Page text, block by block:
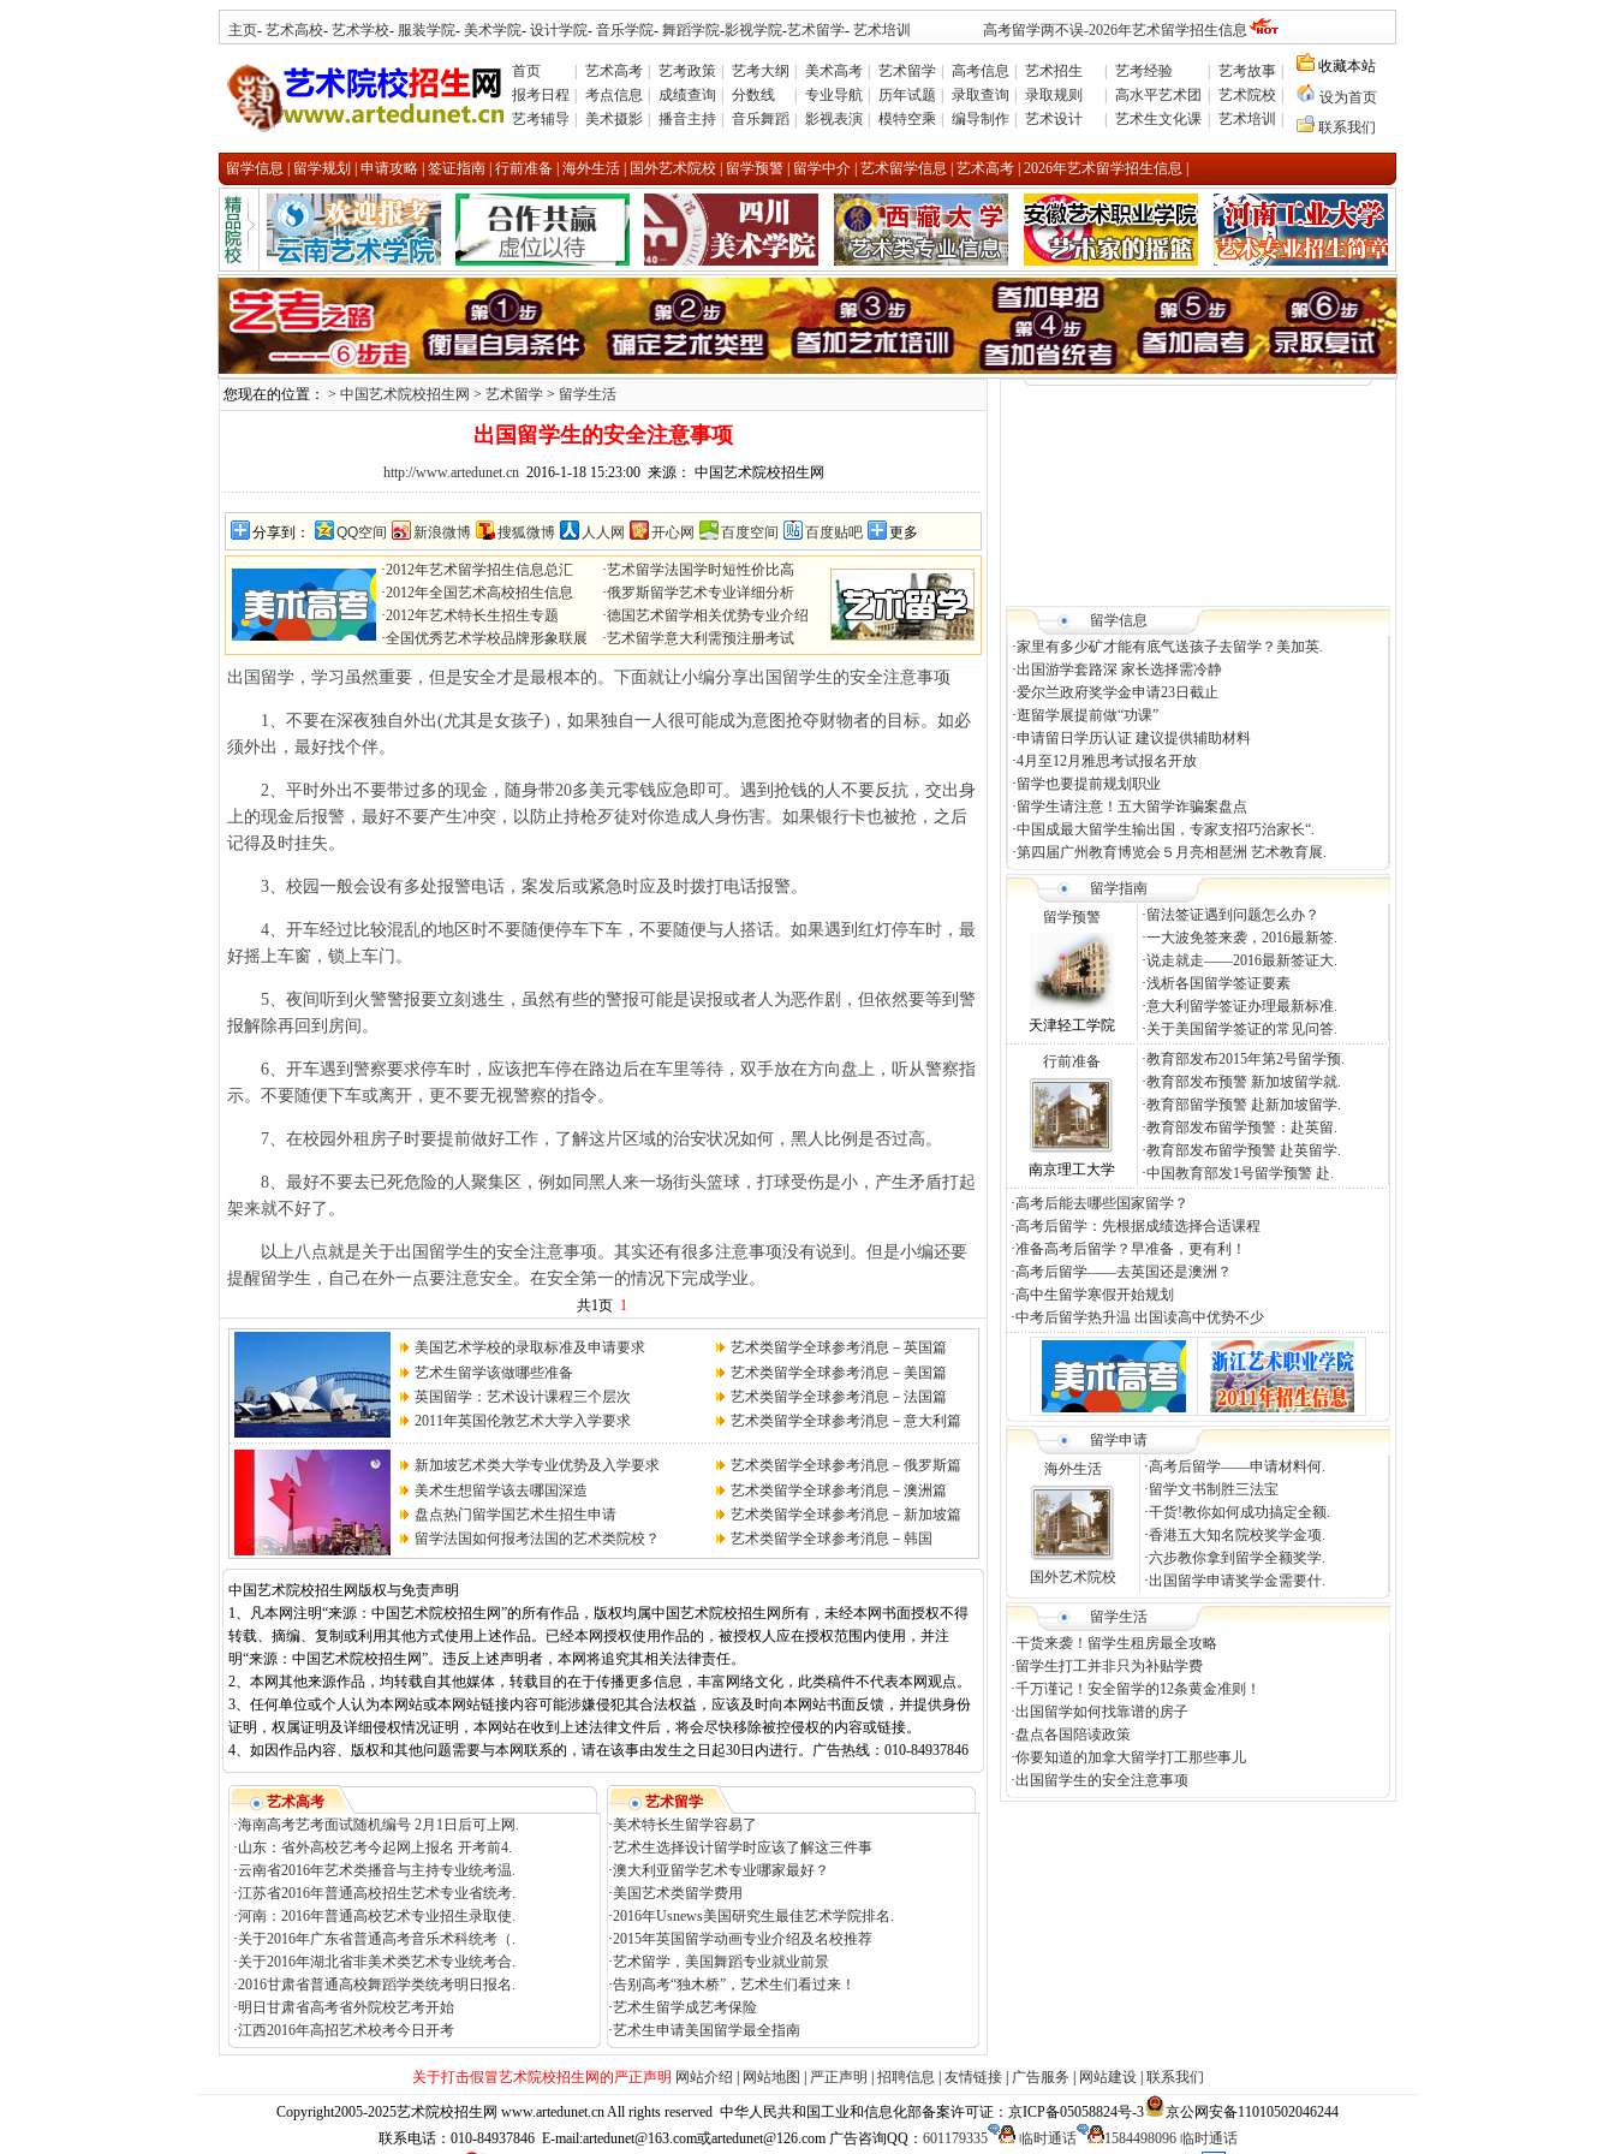
主页- 艺术高校- 艺术学校- 服装学院- 美术学院- 设计学院- 音乐学院- 舞蹈学院-影视学院-艺术留学- 艺术培训 高考留学两不误-2026年艺术留学招生信息
首页 艺术高考 艺考政策 艺考大纲 美术高考 艺术留学 高考信息 艺术招生 艺考经验 艺考故事
报考日程
考点信息 成绩查询 分数线 专业导航 历年试题 录取查询 录取规则 高水平艺术团 艺术院校
艺考辅导
美术摄影 播音主持 音乐舞蹈 影视表演 模特空乘 编导制作 艺术设计 艺术生文化课 艺术培训
收藏本站
设为首页
联系我们
留学信息 留学规划 申请攻略 签证指南 行前准备 海外生活 国外艺术院校 留学预警 留学中介 艺术留学信息 艺术高考 2026年艺术留学招生信息
您现在的位置： > 中国艺术院校招生网 > 艺术留学 > 留学生活
出国留学生的安全注意事项
http://www.artedunet.cn2016-1-18 15:23:00 来源： 中国艺术院校招生网
分享到： QQ空间 新浪微博 搜狐微博 人人网 开心网 百度空间 百度贴吧 更多
·2012年艺术留学招生信息总汇
·2012年全国艺术高校招生信息
·2012年艺术特长生招生专题
·全国优秀艺术学校品牌形象联展
·艺术留学法国学时短性价比高
·俄罗斯留学艺术专业详细分析
·德国艺术留学相关优势专业介绍
·艺术留学意大利需预注册考试
出国留学，学习虽然重要，但是安全才是最根本的。下面就让小编分享出国留学生的安全注意事项
1、不要在深夜独自外出(尤其是女孩子)，如果独自一人很可能成为意图抢夺财物者的目标。如必
须外出，最好找个伴。
2、平时外出不要带过多的现金，随身带20多美元零钱应急即可。遇到抢钱的人不要反抗，交出身
上的现金后报警，最好不要产生冲突，以防止持枪歹徒对你造成人身伤害。如果银行卡也被抢，之后
记得及时挂失。
3、校园一般会设有多处报警电话，案发后或紧急时应及时拨打电话报警。
4、开车经过比较混乱的地区时不要随便停车下车，不要随便与人搭话。如果遇到红灯停车时，最
好摇上车窗，锁上车门。
5、夜间听到火警警报要立刻逃生，虽然有些的警报可能是误报或者人为恶作剧，但依然要等到警
报解除再回到房间。
6、开车遇到警察要求停车时，应该把车停在路边后在车里等待，双手放在方向盘上，听从警察指
示。不要随便下车或离开，更不要无视警察的指令。
7、在校园外租房子时要提前做好工作，了解这片区域的治安状况如何，黑人比例是否过高。
8、最好不要去已死危险的人聚集区，例如同黑人来一场街头篮球，打球受伤是小，产生矛盾打起
架来就不好了。
以上八点就是关于出国留学生的安全注意事项。其实还有很多注意事项没有说到。但是小编还要
提醒留学生，自己在外一点要注意安全。在安全第一的情况下完成学业。
共1页 1
美国艺术学校的录取标准及申请要求
艺术生留学该做哪些准备
英国留学：艺术设计课程三个层次
2011年英国伦敦艺术大学入学要求
艺术类留学全球参考消息－英国篇
艺术类留学全球参考消息－美国篇
艺术类留学全球参考消息－ 法国篇
艺术类留学全球参考消息－ 意大利篇
新加坡艺术类大学专业优势及入学要求
美术生想留学该去哪国深造
盘点热门留学国艺术生招生申请
留学法国如何报考法国的艺术类院校？
艺术类留学全球参考消息－ 俄罗斯篇
艺术类留学全球参考消息－ 澳洲篇
艺术类留学全球参考消息－ 新加坡篇
艺术类留学全球参考消息－ 韩国
中国艺术院校招生网版权与免责声明
1、凡本网注明“来源：中国艺术院校招生网”的所有作品，版权均属中国艺术院校招生网所有，未经本网书面授权不得
转载、摘编、复制或利用其他方式使用上述作品。已经本网授权使用作品的，被授权人应在授权范围内使用，并注
明“来源：中国艺术院校招生网”。违反上述声明者，本网将追究其相关法律责任。
2、本网其他来源作品，均转载自其他媒体，转载目的在于传播更多信息，丰富网络文化，此类稿件不代表本网观点。
3、任何单位或个人认为本网站或本网站链接内容可能涉嫌侵犯其合法权益，应该及时向本网站书面反馈，并提供身份
证明，权属证明及详细侵权情况证明，本网站在收到上述法律文件后，将会尽快移除被控侵权的内容或链接。
4、如因作品内容、版权和其他问题需要与本网联系的，请在该事由发生之日起30日内进行。广告热线：010-84937846
艺术高考
·海南高考艺考面试随机编号 2月1日后可上网.
·山东：省外高校艺考今起网上报名 开考前4.
·云南省2016年艺术类播音与主持专业统考温.
·江苏省2016年普通高校招生艺术专业省统考.
·河南：2016年普通高校艺术专业招生录取使.
·关于2016年广东省普通高考音乐术科统考（.
·关于2016年湖北省非美术类艺术专业统考合.
·2016甘肃省普通高校舞蹈学类统考明日报名.
·明日甘肃省高考省外院校艺考开始
·江西2016年高招艺术校考今日开考
艺术留学
·美术特长生留学容易了
·艺术生选择设计留学时应该了解这三件事
·澳大利亚留学艺术专业哪家最好？
·美国艺术类留学费用
·2016年Usnews美国研究生最佳艺术学院排名.
·2015年英国留学动画专业介绍及名校推荐
·艺术留学，美国舞蹈专业就业前景
·告别高考“独木桥”，艺术生们看过来！
·艺术生留学成艺考保险
·艺术生申请美国留学最全指南
留学信息
·家里有多少矿才能有底气送孩子去留学？美加英.
·出国游学套路深 家长选择需冷静
·爱尔兰政府奖学金申请23日截止
·逛留学展提前做“功课”
·申请留日学历认证 建议提供辅助材料
·4月至12月雅思考试报名开放
·留学也要提前规划职业
·留学生请注意！五大留学诈骗案盘点
·中国成最大留学生输出国，专家支招巧治家长“.
·第四届广州教育博览会５月亮相琶洲 艺术教育展.
留学指南
留学预警
天津轻工学院
·留法签证遇到问题怎么办？
·一大波免签来袭，2016最新签.
·说走就走——2016最新签证大.
·浅析各国留学签证要素
·意大利留学签证办理最新标准.
·关于美国留学签证的常见问答.
行前准备
南京理工大学
·教育部发布2015年第2号留学预.
·教育部发布预警 新加坡留学就.
·教育部留学预警 赴新加坡留学.
·教育部发布留学预警：赴英留.
·教育部发布留学预警 赴英留学.
·中国教育部发1号留学预警 赴.
·高考后能去哪些国家留学？
·高考后留学：先根据成绩选择合适课程
·准备高考后留学？早准备，更有利！
·高考后留学——去英国还是澳洲？
·高中生留学寒假开始规划
·中考后留学热升温 出国读高中优势不少
留学申请
海外生活
国外艺术院校
·高考后留学——申请材料何.
·留学文书制胜三法宝
·干货!教你如何成功搞定全额.
·香港五大知名院校奖学金项.
·六步教你拿到留学全额奖学.
·出国留学申请奖学金需要什.
留学生活
·干货来袭！留学生租房最全攻略
·留学生打工并非只为补贴学费
·千万谨记！安全留学的12条黄金准则！
·出国留学如何找靠谱的房子
·盘点各国陪读政策
·你要知道的加拿大留学打工那些事儿
·出国留学生的安全注意事项
关于打击假冒艺术院校招生网的严正声明 网站介绍 网站地图 严正声明 招聘信息 友情链接| 广告服务 网站建设| 联系我们
Copyright2005-2025艺术院校招生网 www.artedunet.cn All rights reserved 中华人民共和国工业和信息化部备案许可证：京ICP备05058824号-3
京公网安备11010502046244
联系电话：010-84937846 E-mail:artedunet@163.com或artedunet@126.com 广告咨询QQ： 601179335 临时通话 1584498096 临时通话